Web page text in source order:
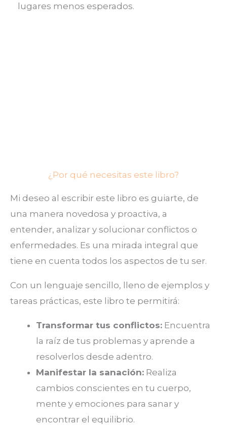
lugares menos esperados.
¿Por qué necesitas este libro?
Mi deseo al escribir este libro es guiarte, de
una manera novedosa y proactiva, a
entender, analizar y solucionar conflictos o
enfermedades. Es una mirada integral que
tiene en cuenta todos los aspectos de tu ser.
Con un lenguaje sencillo, lleno de ejemplos y
tareas prácticas, este libro te permitirá:
Transformar tus conflictos: Encuentra
la raíz de tus problemas y aprende a
resolverlos desde adentro.
Manifestar la sanación: Realiza
cambios conscientes en tu cuerpo,
mente y emociones para sanar y
encontrar el equilibrio.